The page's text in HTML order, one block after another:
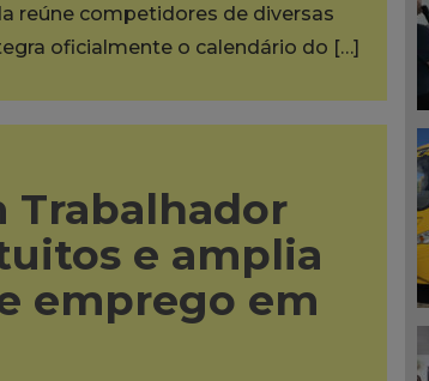
reúne competidores de diversas
oficialmente o calendário do […]
Trabalhador
e amplia
emprego em